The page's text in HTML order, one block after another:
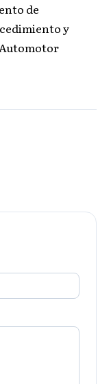
de
y